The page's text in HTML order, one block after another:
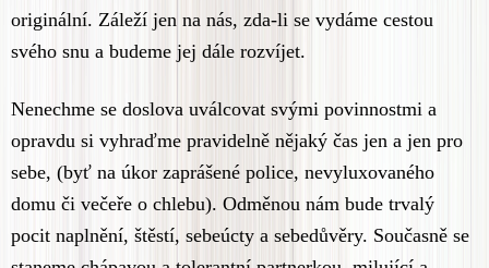
originální. Záleží jen na nás, zda-li se vydáme cestou
svého snu a budeme jej dále rozvíjet.
Nenechme se doslova uválcovat svými povinnostmi a
opravdu si vyhraďme pravidelně nějaký čas jen a jen pro
sebe, (byť na úkor zaprášené police, nevyluxovaného
domu či večeře o chlebu). Odměnou nám bude trvalý
pocit naplnění, štěstí, sebeúcty a sebedůvěry. Současně se